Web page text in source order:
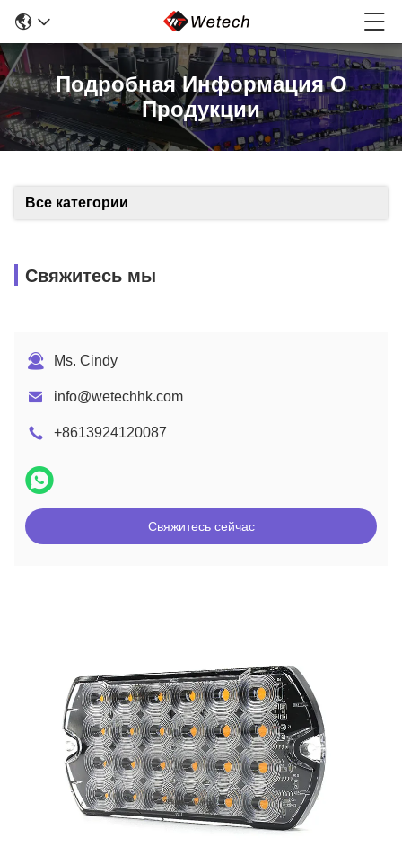
Подробная Информация О
Продукции
Все категории
Свяжитесь мы
Ms. Cindy
info@wetechhk.com
+8613924120087
Свяжитесь сейчас